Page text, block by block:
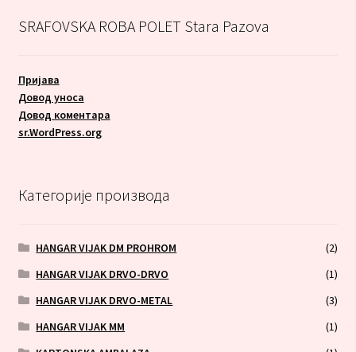
SRAFOVSKA ROBA POLET Stara Pazova
Пријава
Довод уноса
Довод коментара
sr.WordPress.org
Категорије производа
HANGAR VIJAK DM PROHROM
(2)
HANGAR VIJAK DRVO-DRVO
(1)
HANGAR VIJAK DRVO-METAL
(3)
HANGAR VIJAK MM
(1)